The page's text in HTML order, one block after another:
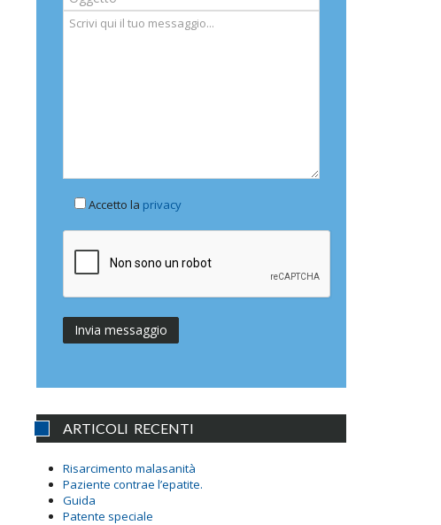
Accetto la privacy
ARTICOLI RECENTI
Risarcimento malasanità
Paziente contrae l’epatite.
Guida
Patente speciale